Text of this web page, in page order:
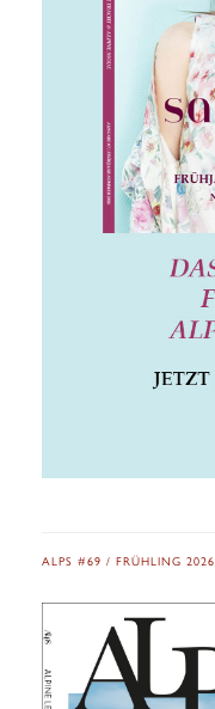
ALPS #69 / FRÜHLING 2026